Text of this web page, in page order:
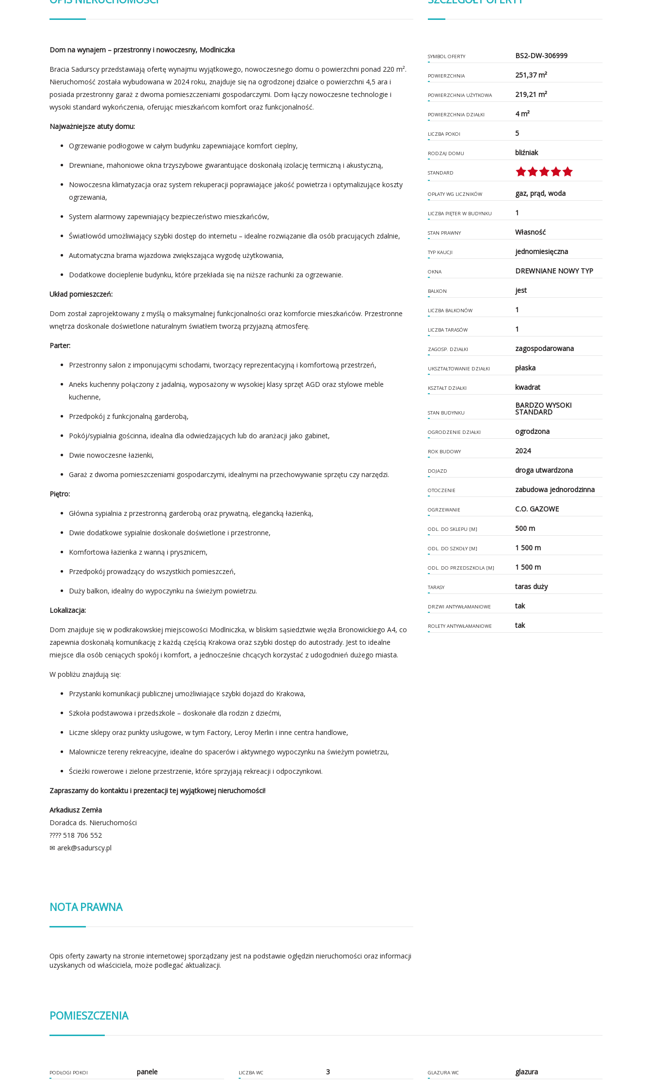
Dom na wynajem – przestronny i nowoczesny, Modlniczka
Bracia Sadurscy przedstawiają ofertę wynajmu wyjątkowego, nowoczesnego domu o powierzchni ponad 220 m².
Nieruchomość została wybudowana w 2024 roku, znajduje się na ogrodzonej działce o powierzchni 4,5 ara i
posiada przestronny garaż z dwoma pomieszczeniami gospodarczymi. Dom łączy nowoczesne technologie i
wysoki standard wykończenia, oferując mieszkańcom komfort oraz funkcjonalność.
Najważniejsze atuty domu:
Ogrzewanie podłogowe w całym budynku zapewniające komfort cieplny,
Drewniane, mahoniowe okna trzyszybowe gwarantujące doskonałą izolację termiczną i akustyczną,
Nowoczesna klimatyzacja oraz system rekuperacji poprawiające jakość powietrza i optymalizujące koszty
ogrzewania,
System alarmowy zapewniający bezpieczeństwo mieszkańców,
Światłowód umożliwiający szybki dostęp do internetu – idealne rozwiązanie dla osób pracujących zdalnie,
Automatyczna brama wjazdowa zwiększająca wygodę użytkowania,
Dodatkowe docieplenie budynku, które przekłada się na niższe rachunki za ogrzewanie.
Układ pomieszczeń:
Dom został zaprojektowany z myślą o maksymalnej funkcjonalności oraz komforcie mieszkańców. Przestronne
wnętrza doskonale doświetlone naturalnym światłem tworzą przyjazną atmosferę.
Parter:
Przestronny salon z imponującymi schodami, tworzący reprezentacyjną i komfortową przestrzeń,
Aneks kuchenny połączony z jadalnią, wyposażony w wysokiej klasy sprzęt AGD oraz stylowe meble
kuchenne,
Przedpokój z funkcjonalną garderobą,
Pokój/sypialnia gościnna, idealna dla odwiedzających lub do aranżacji jako gabinet,
Dwie nowoczesne łazienki,
Garaż z dwoma pomieszczeniami gospodarczymi, idealnymi na przechowywanie sprzętu czy narzędzi.
Piętro:
Główna sypialnia z przestronną garderobą oraz prywatną, elegancką łazienką,
Dwie dodatkowe sypialnie doskonale doświetlone i przestronne,
Komfortowa łazienka z wanną i prysznicem,
Przedpokój prowadzący do wszystkich pomieszczeń,
Duży balkon, idealny do wypoczynku na świeżym powietrzu.
Lokalizacja:
Dom znajduje się w podkrakowskiej miejscowości Modlniczka, w bliskim sąsiedztwie węzła Bronowickiego A4, co
zapewnia doskonałą komunikację z każdą częścią Krakowa oraz szybki dostęp do autostrady. Jest to idealne
miejsce dla osób ceniących spokój i komfort, a jednocześnie chcących korzystać z udogodnień dużego miasta.
W pobliżu znajdują się:
Przystanki komunikacji publicznej umożliwiające szybki dojazd do Krakowa,
Szkoła podstawowa i przedszkole – doskonałe dla rodzin z dziećmi,
Liczne sklepy oraz punkty usługowe, w tym Factory, Leroy Merlin i inne centra handlowe,
Malownicze tereny rekreacyjne, idealne do spacerów i aktywnego wypoczynku na świeżym powietrzu,
Ścieżki rowerowe i zielone przestrzenie, które sprzyjają rekreacji i odpoczynkowi.
Zapraszamy do kontaktu i prezentacji tej wyjątkowej nieruchomości!
Arkadiusz Zemła
Doradca ds. Nieruchomości
???? 518 706 552
✉ arek@sadurscy.pl
NOTA PRAWNA
Opis oferty zawarty na stronie internetowej sporządzany jest na podstawie oględzin nieruchomości oraz informacji
uzyskanych od właściciela, może podlegać aktualizacji.
SYMBOL OFERTY BS2-DW-306999
POWIERZCHNIA 251,37 m²
POWIERZCHNIA UŻYTKOWA 219,21 m²
POWIERZCHNIA DZIAŁKI 4 m²
LICZBA POKOI 5
RODZAJ DOMU bliźniak
STANDARD
OPŁATY WG LICZNIKÓW gaz, prąd, woda
LICZBA PIĘTER W BUDYNKU 1
STAN PRAWNY Własność
TYP KAUCJI jednomiesięczna
OKNA DREWNIANE NOWY TYP
BALKON jest
LICZBA BALKONÓW 1
LICZBA TARASÓW 1
ZAGOSP. DZIAŁKI zagospodarowana
UKSZTAŁTOWANIE DZIAŁKI płaska
KSZTAŁT DZIAŁKI kwadrat
STAN BUDYNKU
BARDZO WYSOKI
STANDARD
OGRODZENIE DZIAŁKI ogrodzona
ROK BUDOWY 2024
DOJAZD droga utwardzona
OTOCZENIE zabudowa jednorodzinna
OGRZEWANIE C.O. GAZOWE
ODL. DO SKLEPU [M] 500 m
ODL. DO SZKOŁY [M] 1 500 m
ODL. DO PRZEDSZKOLA [M] 1 500 m
TARASY taras duży
DRZWI ANTYWŁAMANIOWE tak
ROLETY ANTYWŁAMANIOWE tak
POMIESZCZENIA
PODŁOGI POKOI panele LICZBA WC 3 GLAZURA WC glazura